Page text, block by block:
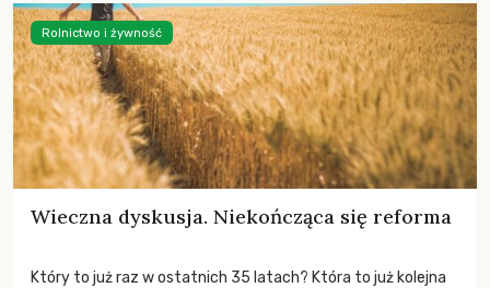
Wieczna dyskusja. Niekończąca się reforma
Który to już raz w ostatnich 35 latach? Która to już kolejna
Rolnictwo i żywność